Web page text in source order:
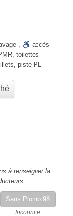
,
accès
toilettes
, piste PL
à renseigner la
Sans Plomb 98
Inconnue